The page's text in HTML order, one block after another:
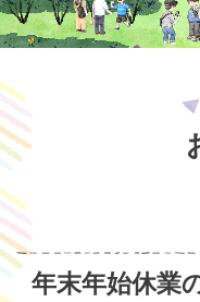
年末年始休業